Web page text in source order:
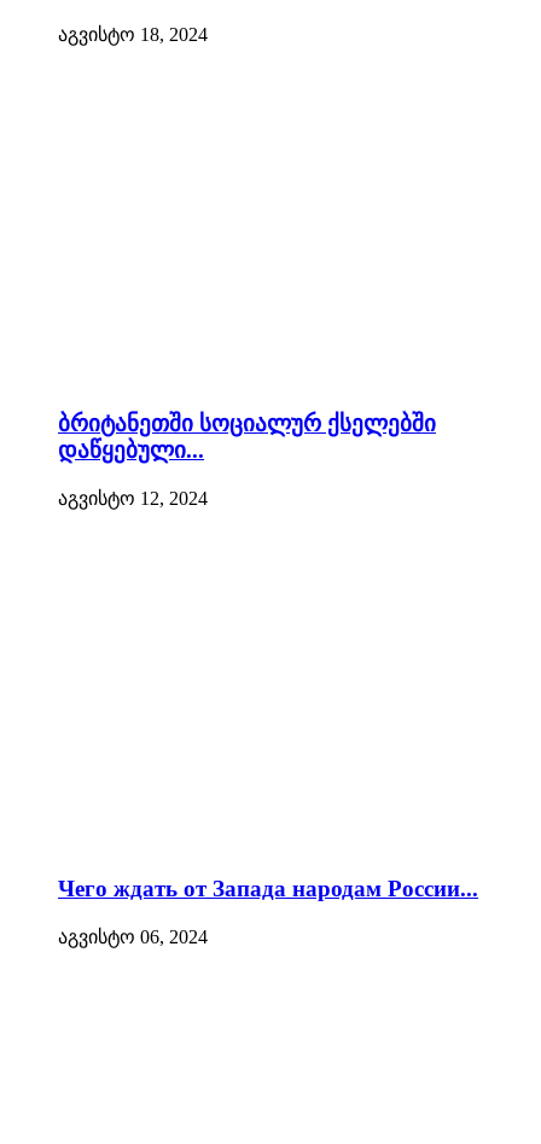
აგვისტო 18, 2024
ბრიტანეთში სოციალურ ქსელებში
დაწყებული...
აგვისტო 12, 2024
Чего ждать от Запада народам России...
აგვისტო 06, 2024